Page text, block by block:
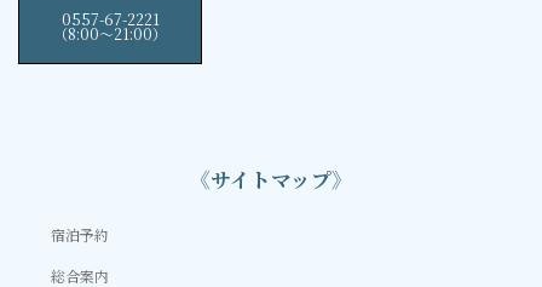
0557-67-2221
（8:00〜21:00）
《サイトマップ》
宿泊予約
総合案内